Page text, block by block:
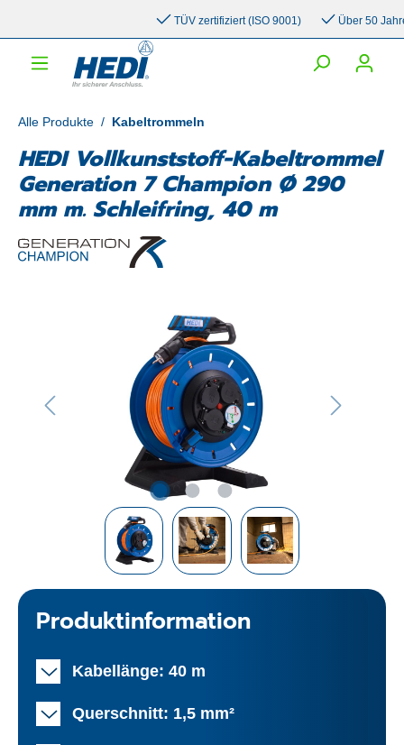
TÜV zertifiziert (ISO 9001) Über 50 Jahre
Alle Produkte / Kabeltrommeln
HEDI Vollkunststoff-Kabeltrommel
Generation 7 Champion Ø 290
mm m. Schleifring, 40 m
Produktinformation
Kabellänge: 40 m
Querschnitt: 1,5 mm²